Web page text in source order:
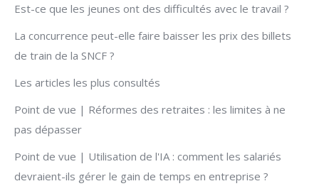
Est-ce que les jeunes ont des difficultés avec le travail ?
La concurrence peut-elle faire baisser les prix des billets
de train de la SNCF ?
Les articles les plus consultés
Point de vue | Réformes des retraites : les limites à ne
pas dépasser
Point de vue | Utilisation de l'IA : comment les salariés
devraient-ils gérer le gain de temps en entreprise ?